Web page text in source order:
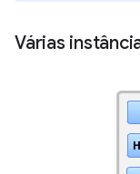
Várias